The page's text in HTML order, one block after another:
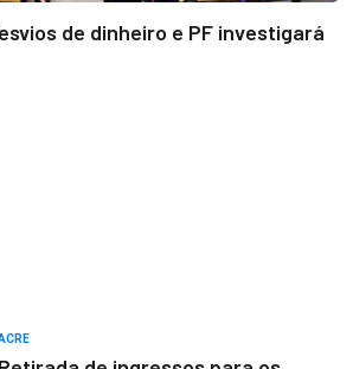
de dinheiro e PF investigará